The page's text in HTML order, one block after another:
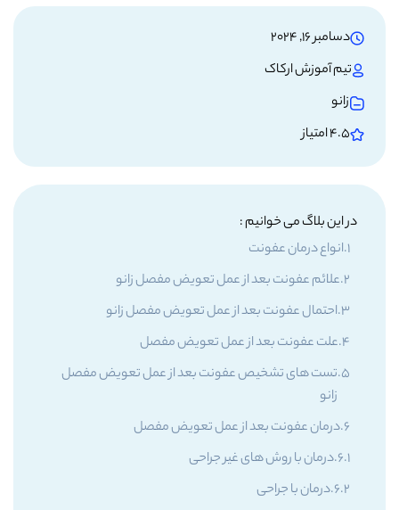
دسامبر 16, 2024
تیم آموزش ارکاک
زانو
4.5 امتیاز
در این بلاگ می خوانیم :
انواع درمان عفونت
علائم عفونت بعد از عمل تعویض مفصل زانو
احتمال عفونت بعد از عمل تعویض مفصل زانو
علت عفونت بعد از عمل تعویض مفصل
تست های تشخیص عفونت بعد از عمل تعویض مفصل
زانو
درمان عفونت بعد از عمل تعویض مفصل
درمان با روش های غیر جراحی
درمان با جراحی